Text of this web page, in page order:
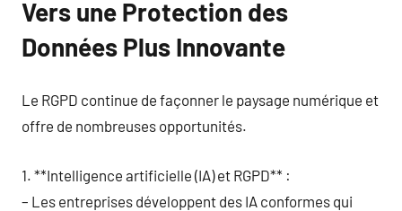
Vers une Protection des
Données Plus Innovante
Le RGPD continue de façonner le paysage numérique et
offre de nombreuses opportunités.
1. **Intelligence artificielle (IA) et RGPD** :
– Les entreprises développent des IA conformes qui